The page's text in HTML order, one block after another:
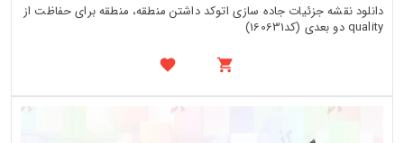
دانلود نقشه جزئیات جاده سازی اتوکد داشتن منطقه، منطقه برای حفاظت از
quality دو بعدی (کد160631)